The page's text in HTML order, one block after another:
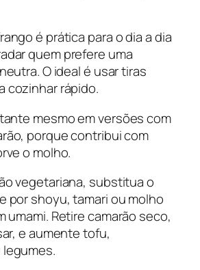
é prática para o dia a dia
quem prefere uma
O ideal é usar tiras
cozinhar rápido.
mesmo em versões com
porque contribui com
o molho.
vegetariana, substitua o
por shoyu, tamari ou molho
umami. Retire camarão seco,
e aumente tofu,